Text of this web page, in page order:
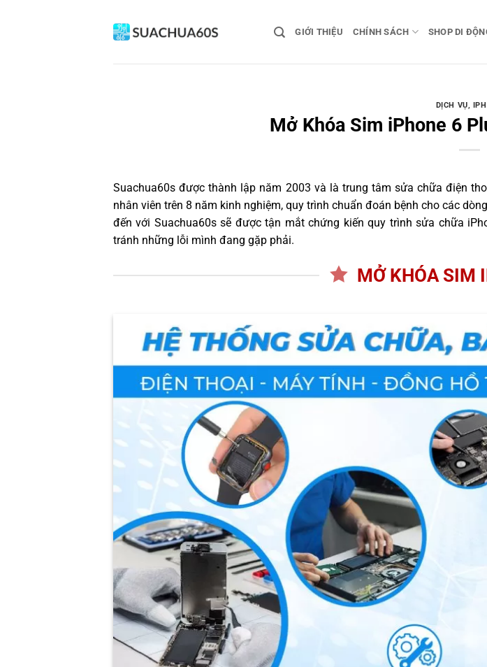
GIỚI THIỆU CHÍNH SÁCH SHOP DI
DỊCH VỤ,
Mở Khóa Sim iPhone 6
Suachua60s được thành lập năm 2003 và là trung tâm sửa chữa điện
nhân viên trên 8 năm kinh nghiệm, quy trình chuẩn đoán bệnh cho các
đến với Suachua60s sẽ được tận mắt chứng kiến quy trình sửa chữa
tránh những lỗi mình đang gặp phải.
MỞ KHÓA SIM